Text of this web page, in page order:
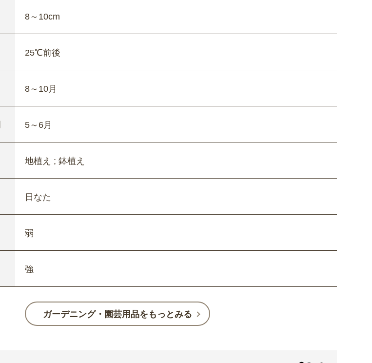
8～10cm
25℃前後
8～10月
5～6月
地植え ; 鉢植え
日なた
弱
強
ガーデニング・園芸用品をもっとみる